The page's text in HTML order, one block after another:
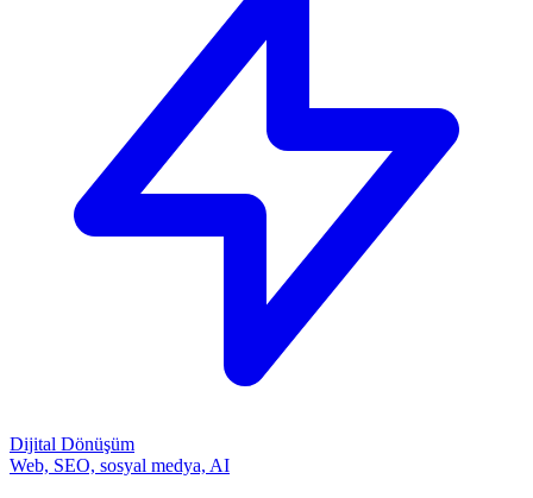
Dijital Dönüşüm
Web, SEO, sosyal medya, AI